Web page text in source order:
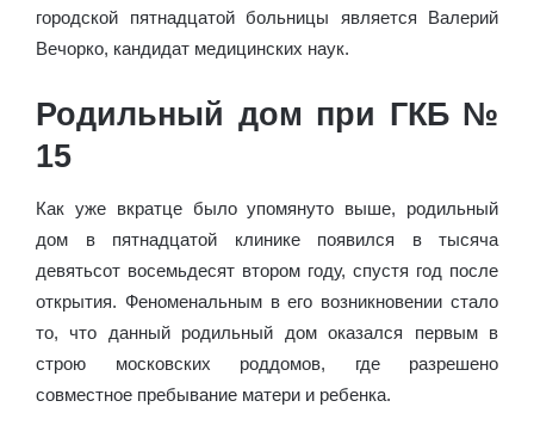
городской пятнадцатой больницы является Валерий
Вечорко, кандидат медицинских наук.
Родильный дом при ГКБ №
15
Как уже вкратце было упомянуто выше, родильный
дом в пятнадцатой клинике появился в тысяча
девятьсот восемьдесят втором году, спустя год после
открытия. Феноменальным в его возникновении стало
то, что данный родильный дом оказался первым в
строю московских роддомов, где разрешено
совместное пребывание матери и ребенка.